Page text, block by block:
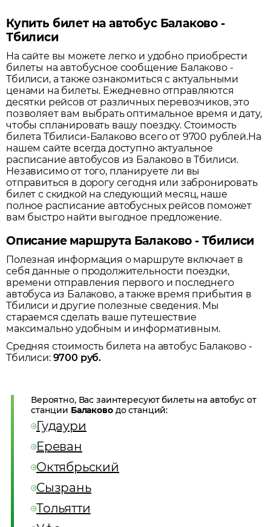
Купить билет на автобус Балаково -
Тбилиси
На сайте вы можете легко и удобно приобрести
билеты на автобусное сообщение Балаково-
Тбилиси, а также ознакомиться с актуальными
ценами на билеты. Ежедневно отправляются
десятки рейсов от различных перевозчиков, это
позволяет вам выбрать оптимальное время и дату,
чтобы спланировать вашу поездку. Стоимость
билета Тбилиси-Балаково всего от 9700 рублей.На
нашем сайте всегда доступно актуальное
расписание автобусов из БалакововТбилиси.
Независимо от того, планируете ли вы
отправиться в дорогу сегодня или забронировать
билет с скидкой на следующий месяц, наше
полное расписание автобусных рейсов поможет
вам быстро найти выгодное предложение.
Описание маршрута Балаково - Тбилиси
Полезная информация о маршруте включает в
себя данные о продолжительности поездки,
времени отправления первого и последнего
автобуса из Балаково, а также время прибытия в
Тбилиси и другие полезные сведения. Мы
стараемся сделать ваше путешествие
максимально удобным и информативным.
Средняя стоимость билета на автобус Балаково-
Тбилиси: 9700 руб.
Вероятно, Вас заинтересуют билеты на автобус от
станции Балаководо станций:
Гудаури
Ереван
Октябрьский
Сызрань
Тольятти